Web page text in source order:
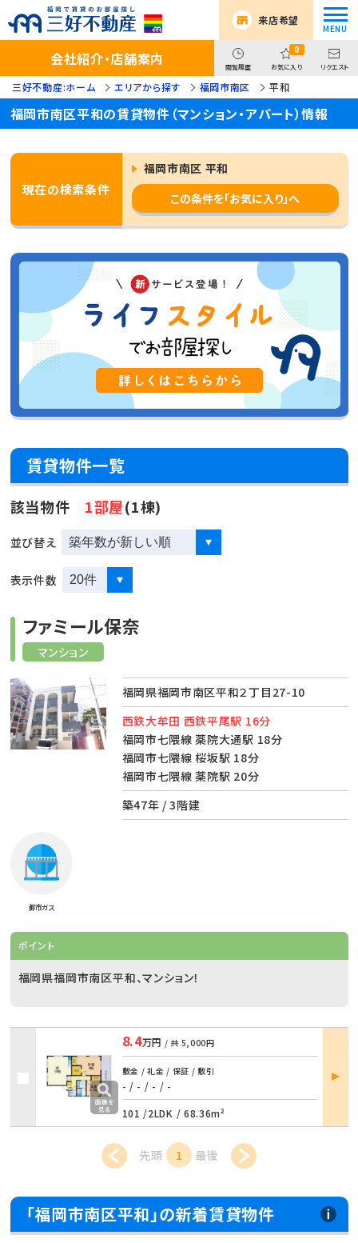
来店希望
会社紹介・店舗案内 閲覧履歴
0
お気に入り リクエスト
三好不動産:ホーム エリアから探す 福岡市南区 平和
福岡市南区平和の賃貸物件（マンション・アパート）情報
現在の検索条件
福岡市南区 平和
この条件を「お気に入り」へ
賃貸物件一覧
該当物件 1部屋(1棟)
並び替え
表示件数
マンション
ファミール保奈
福岡県福岡市南区平和２丁目27-10
西鉄大牟田 西鉄平尾駅 16分
福岡市七隈線 薬院大通駅 18分
福岡市七隈線 桜坂駅 18分
福岡市七隈線 薬院駅 20分
築47年 / 3階建
都市ガス
ポイント
福岡県福岡市南区平和、マンション！
8.4万円 / 共 5,000円
敷金 / 礼金 / 保証 / 敷引
- / - / - / -
101 /2LDK / 68.36m²
部屋
詳細
先頭 1 最後
「福岡市南区平和」の新着賃貸物件